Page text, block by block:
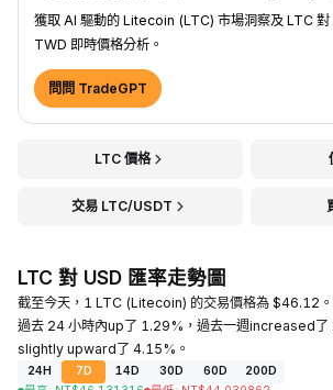
獲取 AI 驅動的 Litecoin (LTC) 市場洞察及 LTC 對
TWD 即時價格分析。
問問 TradeGPT
LTC 價格
交易 LTC/USDT
LTC 對 USD 匯率走勢圖
截至今天，1 LTC (Litecoin) 的交易價格為 $46.12
過去 24 小時內up了 1.29%，過去一週increased
slightly upward了 4.15%。
24H 7D 14D 30D 60D
200D